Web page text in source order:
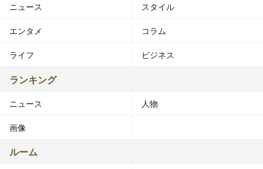
ニュース スタイル
エンタメ コラム
ライフ ビジネス
ランキング
ニュース 人物
画像
ルーム